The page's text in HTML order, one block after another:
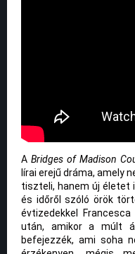
A Bridges of Madison
lírai erejű dráma, amely
tiszteli, hanem új életet
és időről szóló örök
évtizedekkel
után, amikor a múlt
befejezzék, ami soha